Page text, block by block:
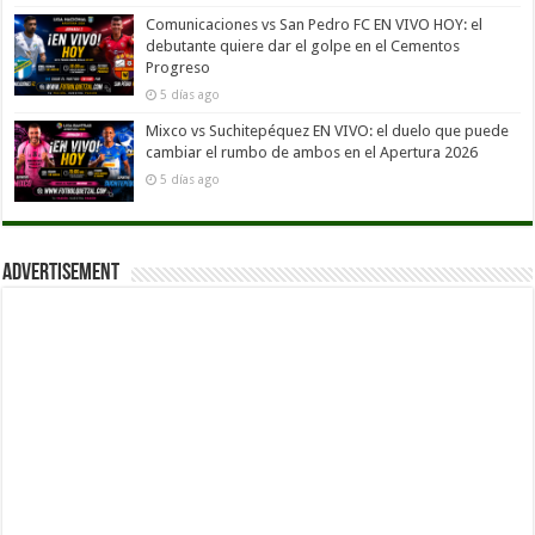
Comunicaciones vs San Pedro FC EN VIVO HOY: el
debutante quiere dar el golpe en el Cementos
Progreso
5 días ago
Mixco vs Suchitepéquez EN VIVO: el duelo que puede
cambiar el rumbo de ambos en el Apertura 2026
5 días ago
Advertisement